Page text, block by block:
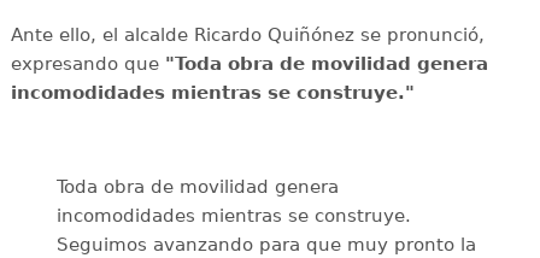
Ante ello, el alcalde Ricardo Quiñónez se pronunció,
expresando que"Toda obra de movilidad genera
incomodidades mientras se construye."
Toda obra de movilidad genera
incomodidades mientras se construye.
Seguimos avanzando para que muy pronto la